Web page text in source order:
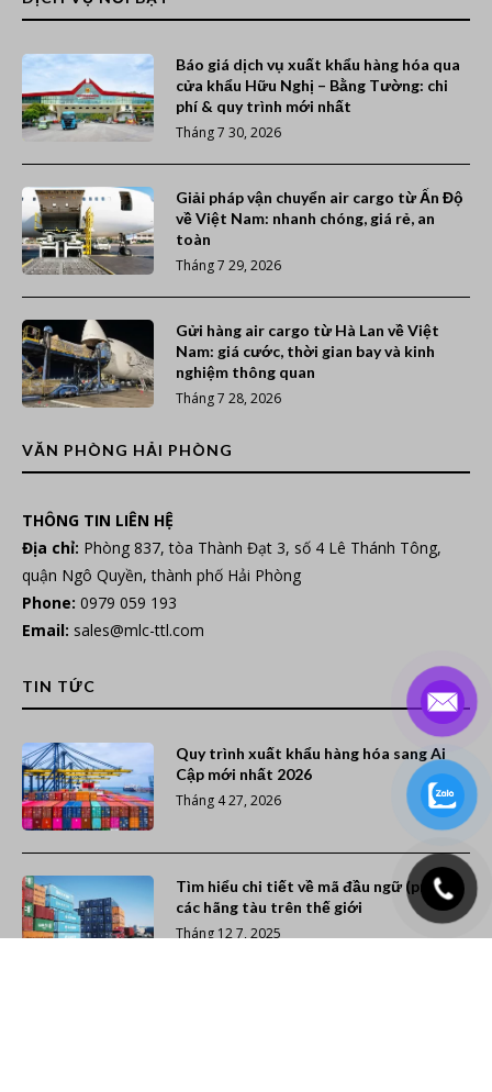
Báo giá dịch vụ xuất khẩu hàng hóa qua
cửa khẩu Hữu Nghị – Bằng Tường: chi
phí & quy trình mới nhất
Tháng 7 30, 2026
Giải pháp vận chuyển air cargo từ Ấn Độ
về Việt Nam: nhanh chóng, giá rẻ, an
toàn
Tháng 7 29, 2026
Gửi hàng air cargo từ Hà Lan về Việt
Nam: giá cước, thời gian bay và kinh
nghiệm thông quan
Tháng 7 28, 2026
VĂN PHÒNG HẢI PHÒNG
THÔNG TIN LIÊN HỆ
Địa chỉ: Phòng 837, tòa Thành Đạt 3, số 4 Lê Thánh Tông,
quận Ngô Quyền, thành phố Hải Phòng
Phone: 0979 059 193
Email: sales@mlc-ttl.com
TIN TỨC
Quy trình xuất khẩu hàng hóa sang Ai
Cập mới nhất 2026
Tháng 4 27, 2026
Tìm hiểu chi tiết về mã đầu ngữ (prefix)
các hãng tàu trên thế giới
Tháng 12 7, 2025